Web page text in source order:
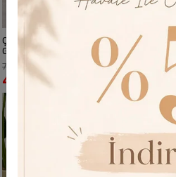
SEPETE EKLE
Çift Yırtmaçlı Şortlu Krep Etek -
Gri Çizgili
749,00 TL
449,00 TL